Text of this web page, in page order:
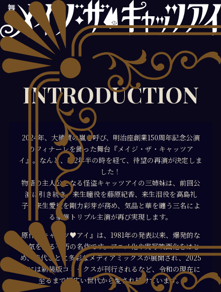
INTRODUCTION
2024年、大絶賛の嵐を呼び、明治座創業150周年記念公演
のフィナーレを飾った舞台『メイジ・ザ・キャッツア
イ』。なんと、約2年半の時を経て、待望の再演が決定しま
した！
物語の主人公となる怪盗キャッツアイの三姉妹は、前回公
演に引き続き、来生瞳役を藤原紀香、来生泪役を高島礼
子、来生愛役を剛力彩芽が務め、気品と華を纏う三名によ
る豪華トリプル主演が再び実現します。
原作『キャッツ♥アイ』は、1981年の発表以来、爆発的な
人気を誇る不朽の名作です。アニメ化や実写映画化をはじ
め、時代ごとに多彩なメディアミックスが展開され、2025
年には新装版コミックスが刊行されるなど、令和の現在に
至るまで幅広い世代から愛され続けています。